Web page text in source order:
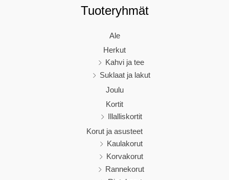
Tuoteryhmät
Ale
Herkut
Kahvi ja tee
Suklaat ja lakut
Joulu
Kortit
Illalliskortit
Korut ja asusteet
Kaulakorut
Korvakorut
Rannekorut